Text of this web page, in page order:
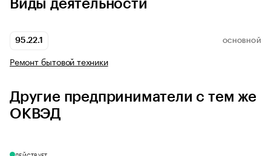
Виды деятельности
95.22.1 ОСНОВНОЙ
Ремонт бытовой техники
Другие предприниматели с тем же
ОКВЭД